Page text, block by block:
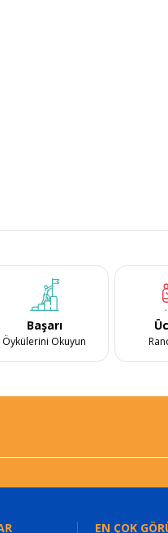
Başarı
Öykülerini Okuyun
EN ÇOK